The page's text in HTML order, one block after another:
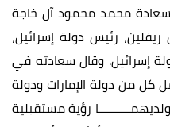
مارس 2021، قدم سعادة محمد محمود آل خاجة
رئيس دولة إسرائيل،
إسرائيل. وقال سعادته في
من دولة الإمارات ودولة
رؤية مستقبلية